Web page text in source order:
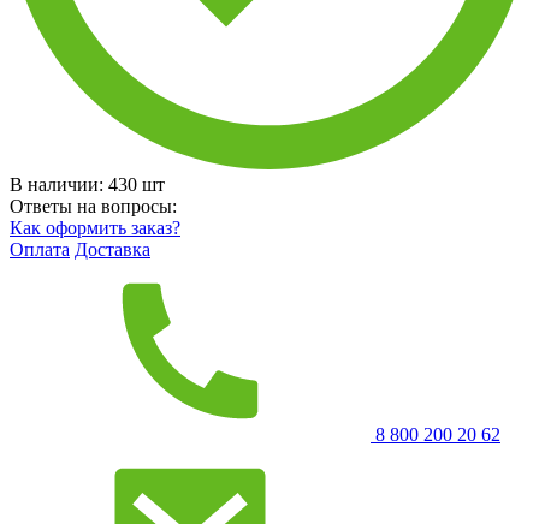
В наличии: 430 шт
Ответы на вопросы:
Как оформить заказ?
Оплата Доставка
8 800 200 20 62